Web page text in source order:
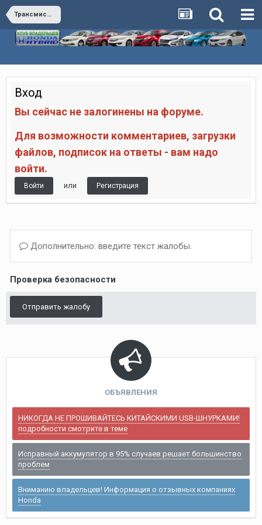
Трансмиссия
Вход
Вы сейчас не залогинены на форуме.
Для возможности комментариев, загрузки
файлов, подписок на ответы - вам надо
войти.
Войти или Регистрация
Дополнительно: введите текст жалобы.
Проверка безопасности
Отправить жалобу
ОБЪЯВЛЕНИЯ
НИКОГДА НЕ ПРОШИВАЙТЕСЬ КИТАЙСКИМИ USB-ШНУРКАМИ!
подробности смотрите в теме
Исправный аккумулятор в 95% случаев решает большинство
проблем
Вниманию владельцев! Информация о отзывных компаниях
Honda